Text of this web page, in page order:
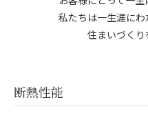
私たちは一生涯に
住まいづくり
断熱性能